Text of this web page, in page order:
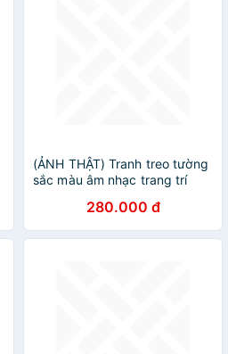
(ẢNH THẬT) Tranh treo tường
sắc màu âm nhạc trang trí
280.000 đ